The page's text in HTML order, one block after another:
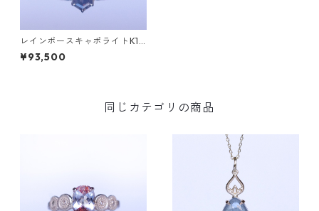
レインボースキャポライトK10
リング GRADINA(グラディ
ナ）[G137]
¥93,500
同じカテゴリの商品